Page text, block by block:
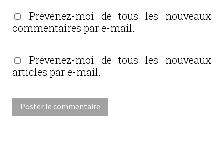
Prévenez-moi de tous les nouveaux
commentaires par e-mail.
Prévenez-moi de tous les nouveaux
articles par e-mail.